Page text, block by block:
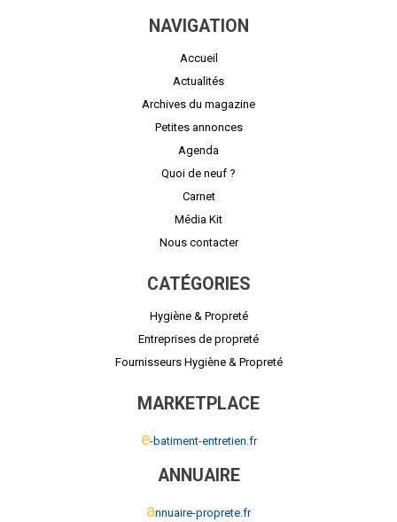
NAVIGATION
Accueil
Actualités
Archives du magazine
Petites annonces
Agenda
Quoi de neuf ?
Carnet
Média Kit
Nous contacter
CATÉGORIES
Hygiène & Propreté
Entreprises de propreté
Fournisseurs Hygiène & Propreté
MARKETPLACE
e-batiment-entretien.fr
ANNUAIRE
annuaire-proprete.fr